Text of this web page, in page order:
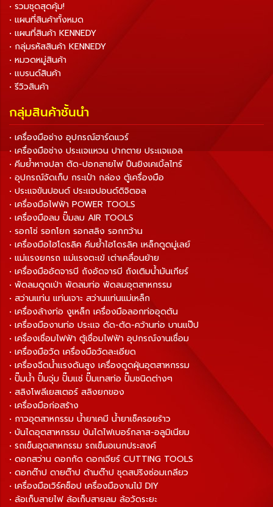
• รวมชุดสุดคุ้ม!
• แผนที่สินค้าทั้งหมด
• แผนที่สินค้า KENNEDY
• กลุ่มรหัสสินค้า KENNEDY
• หมวดหมู่สินค้า
• แบรนด์สินค้า
• รีวิวสินค้า
กลุ่มสินค้าชั้นนำ
• เครื่องมือช่าง อุปกรณ์ฮาร์ดแวร์
• เครื่องมือช่าง ประแจแหวน ปากตาย ประแจแอล
• คีมย้ำหางปลา ตัด-ปอกสายไฟ ปืนยิงเคเบิ้ลไทร์
• อุปกรณ์จัดเก็บ กระเป๋า กล่อง ตู้เครื่องมือ
• ประแจขันปอนด์ ประแจปอนด์ดิจิตอล
• เครื่องมือไฟฟ้า POWER TOOLS
• เครื่องมือลม ปั๊มลม AIR TOOLS
• รอกโซ่ รอกโยก รอกสลิง รอกกว้าน
• เครื่องมือไฮโดรลิค คีมย้ำไฮโดรลิค เหล็กดูดมู่เลย์
• แม่แรงยกรถ แม่แรงตะเข้ เต่าเคลื่อนย้าย
• เครื่องมืออัดจารบี ถังอัดจารบี ถังเติมน้ำมันเกียร์
• พัดลมดูดเป่า พัดลมท่อ พัดลมอุตสาหกรรม
• สว่านแท่น แท่นเจาะ สว่านแท่นแม่เหล็ก
• เครื่องล้างท่อ งูเหล็ก เครื่องมือลอกท่ออุดตัน
• เครื่องมืองานท่อ ประแจ ดัด-ตัด-คว้านท่อ บานแป๊ป
• เครื่องเชื่อมไฟฟ้า ตู้เชื่อมไฟฟ้า อุปกรณ์งานเชื่อม
• เครื่องมือวัด เครื่องมือวัดละเอียด
• เครื่องฉีดน้ำแรงดันสูง เครื่องดูดฝุ่นอุตสาหกรรม
• ปั๊มน้ำ ปั๊มจุ่ม ปั๊มแช่ ปั๊มเทสท่อ ปั๊มชนิดต่างๆ
• สลิงโพลีเยสเตอร์ สลิงยกของ
• เครื่องมือก่อสร้าง
• กาวอุตสาหกรรม น้ำยาเคมี น้ำยาเช็ครอยร้าว
• บันไดอุตสาหกรรม บันไดไฟเบอร์กลาส-อลูมิเนียม
• รถเข็นอุตสาหกรรม รถเข็นอเนกประสงค์
• ดอกสว่าน ดอกกัด ดอกเจียร์ CUTTING TOOLS
• ดอกต๊าป ดายต๊าป ด้ามต๊าป ชุดสปริงซ่อมเกลียว
• เครื่องมือเวิร์คช็อป เครื่องมืองานไม้ DIY
• ล้อเก็บสายไฟ ล้อเก็บสายลม ล้อวัดระยะ